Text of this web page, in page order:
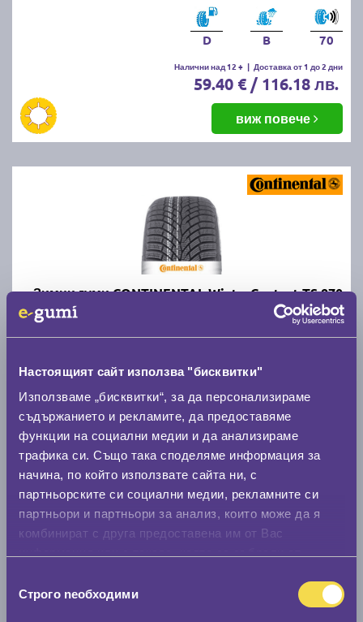
Настоящият сайт използва "бисквитки"
Използваме „бисквитки“, за да персонализираме
съдържанието и рекламите, да предоставяме
функции на социални медии и да анализираме
трафика си. Също така споделяме информация за
начина, по който използвате сайта ни, с
партньорските си социални медии, рекламните си
партньори и партньори за анализ, които може да я
комбинират с друга предоставена им от Вас
наСтрого nеобходими
D B 70
Налични над 12 + | Доставка от 1 до 2 дни
59.40 € / 116.18 лв.
виж повече
Зимни гуми CONTINENTAL WinterContact TS 870
205/55 R16
107.87 € / 210.98 лв.
виж повече